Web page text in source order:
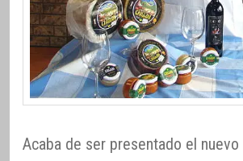
Acaba de ser presentado el nuevo